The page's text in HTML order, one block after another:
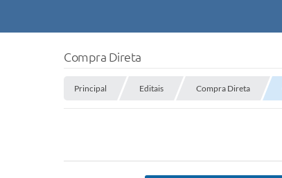
Compra Direta
Principal Editais Compra Direta